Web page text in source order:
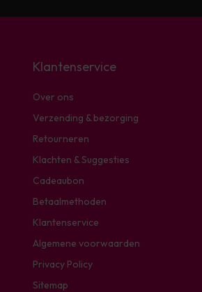
Klantenservice
Over ons
Verzending & bezorging
Retourneren
Klachten & Suggesties
Cadeaubon
Betaalmethoden
Klantenservice
Algemene voorwaarden
Privacy Policy
Sitemap